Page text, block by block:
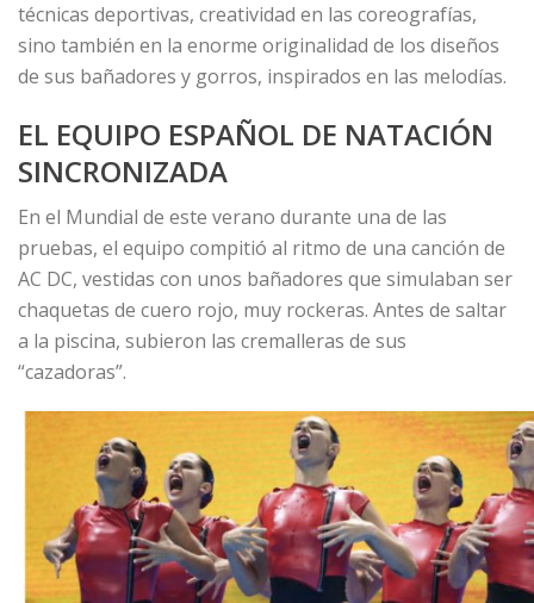
técnicas deportivas, creatividad en las coreografías,
sino también en la enorme originalidad de los diseños
de sus bañadores y gorros, inspirados en las melodías.
EL EQUIPO ESPAÑOL DE NATACIÓN
SINCRONIZADA
En el Mundial de este verano durante una de las
pruebas, el equipo compitió al ritmo de una canción de
AC DC, vestidas con unos bañadores que simulaban ser
chaquetas de cuero rojo, muy rockeras. Antes de saltar
a la piscina, subieron las cremalleras de sus
“cazadoras”.